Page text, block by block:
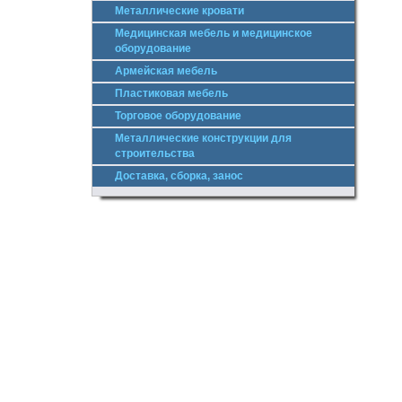
Металлические кровати
Медицинская мебель и медицинское
оборудование
Армейская мебель
Пластиковая мебель
Торговое оборудование
Металлические конструкции для
строительства
Доставка, сборка, занос